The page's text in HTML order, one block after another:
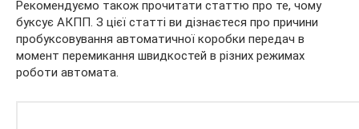
Рекомендуємо також прочитати статтю про те, чому
буксує АКПП. З цієї статті ви дізнаєтеся про причини
пробуксовування автоматичної коробки передач в
момент перемикання швидкостей в різних режимах
роботи автомата.